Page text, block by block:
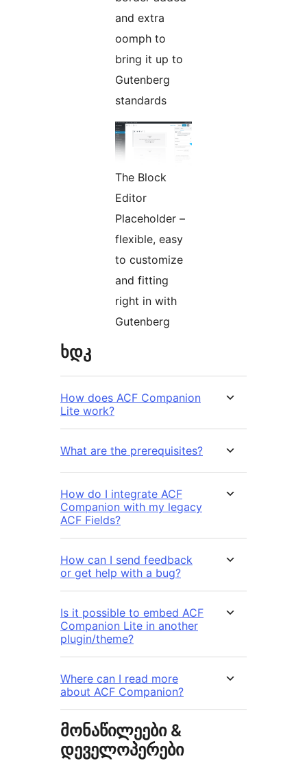
and extra
oomph to
bring it up to
Gutenberg
standards
The Block
Editor
Placeholder –
flexible, easy
to customize
and fitting
right in with
Gutenberg
ხდკ
How does ACF Companion
Lite work?
What are the prerequisites?
How do I integrate ACF
Companion with my legacy
ACF Fields?
How can I send feedback
or get help with a bug?
Is it possible to embed ACF
Companion Lite in another
plugin/theme?
Where can I read more
about ACF Companion?
მონაწილეები &
დეველოპერები